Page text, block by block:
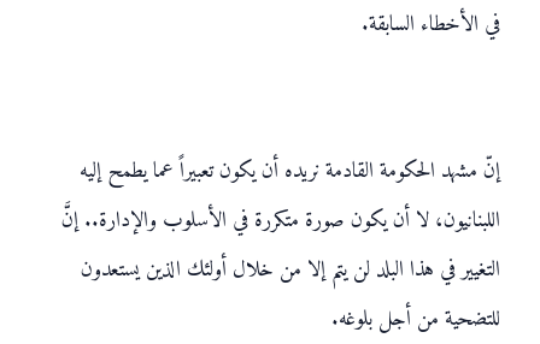
في الأخطاء السابقة.
إنّ مشهد الحكومة القادمة نريده أن يكون تعبيراً عما يطمح إليه
اللبنانيون، لا أن يكون صورة متكررة في الأسلوب والإدارة.. إنَّ
التغيير في هذا البلد لن يتم إلا من خلال أولئك الذين يستعدون
للتضحية من أجل بلوغه.